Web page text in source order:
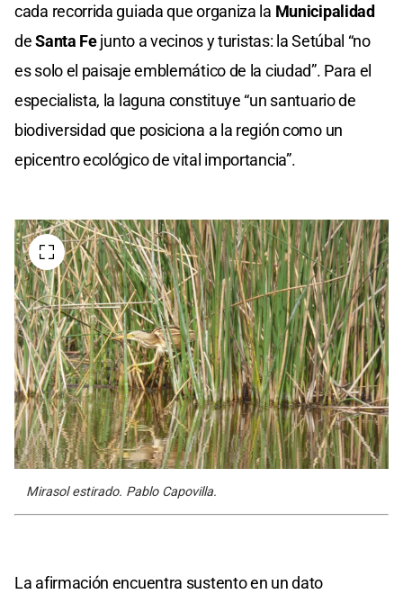
cada recorrida guiada que organiza la Municipalidad
deSanta Fejunto a vecinos y turistas: la Setúbal “no
es solo el paisaje emblemático de la ciudad”. Para el
especialista, la laguna constituye “un santuario de
biodiversidad que posiciona a la región como un
epicentro ecológico de vital importancia”.
Mirasol estirado. Pablo Capovilla.
La afirmación encuentra sustento en un dato